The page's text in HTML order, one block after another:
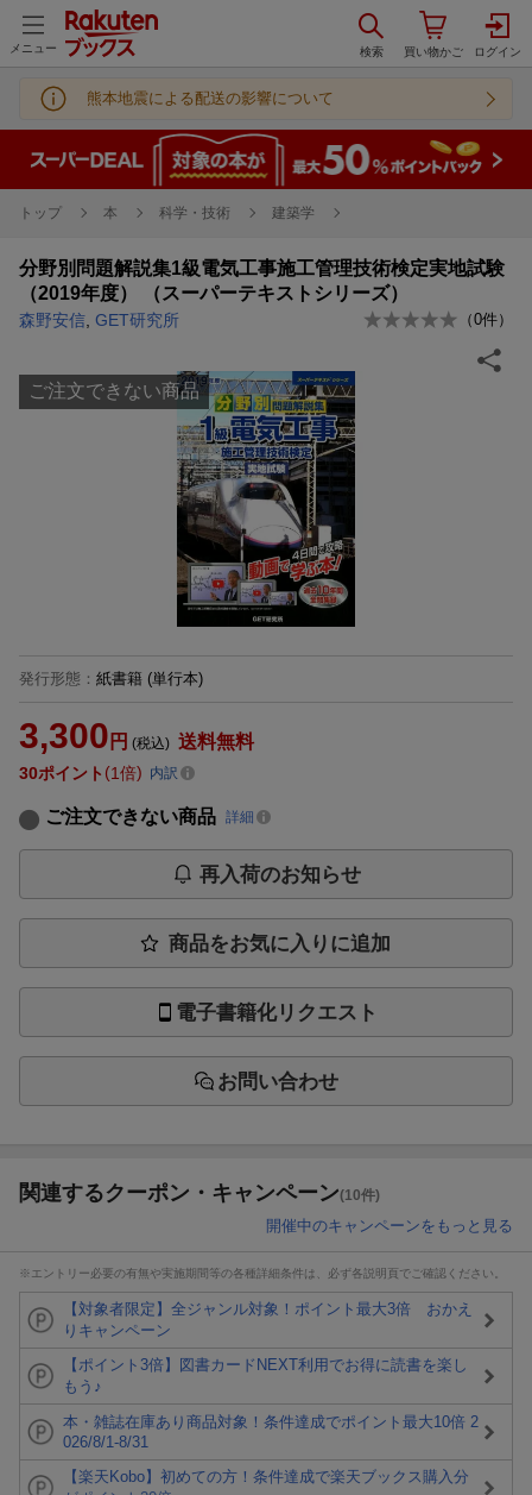
メニュー
熊本地震による配送の影響について
トップ 本 科学・技術 建築学
分野別問題解説集1級電気工事施工管理技術検定実地試験
（2019年度） （スーパーテキストシリーズ）
森野安信 GET研究所 （0件）
ご注文できない商品
発行形態 ： 紙書籍 (単行本)
3,300 円 (税込) 送料無料
30ポイント 1倍 内訳
ご注文できない商品 詳細
再入荷のお知らせ
商品をお気に入りに追加
電子書籍化リクエスト
お問い合わせ
関連するクーポン・キャンペーン(10件)
開催中のキャンペーンをもっと見る
※エントリー必要の有無や実施期間等の各種詳細条件は、必ず各説明頁でご確認ください。
【対象者限定】全ジャンル対象！ポイント最大3倍 おかえ
りキャンペーン
【ポイント3倍】図書カードNEXT利用でお得に読書を楽し
もう♪
本・雑誌在庫あり商品対象！条件達成でポイント最大10倍 2
026/8/1-8/31
【楽天Kobo】初めての方！条件達成で楽天ブックス購入分